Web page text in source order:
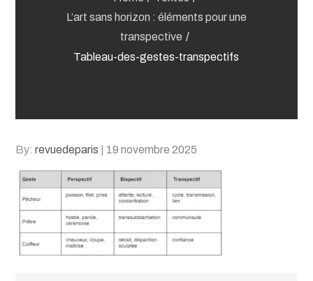
L’art sans horizon : éléments pour une
transpective
Tableau-des-gestes-transpectifs
By:revuedeparis
Posted
on
19 novembre 2025